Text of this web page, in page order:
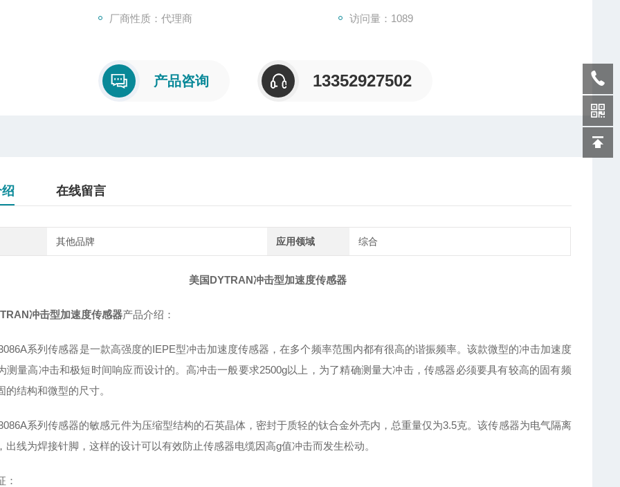
厂商性质：代理商 访问量：1089
产品咨询 13352927502
在线留言
其他品牌 应用领域 综合
美国DYTRAN冲击型加速度传感器
冲击型加速度传感器产品介绍：
系列传感器是一款高强度的IEPE型冲击加速度传感器，在多个频率范围内都有很高的谐振频率。该款微型的冲击加速度
测量高冲击和极短时间响应而设计的。高冲击一般要求2500g以上，为了精确测量大冲击，传感器必须要具有较高的固有频
的结构和微型的尺寸。
系列传感器的敏感元件为压缩型结构的石英晶体，密封于质轻的钛合金外壳内，总重量仅为3.5克。该传感器为电气隔离
出线为焊接针脚，这样的设计可以有效防止传感器电缆因高g值冲击而发生松动。
：